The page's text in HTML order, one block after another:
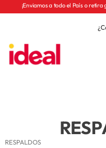
¡Enviamos a todo el País o
RESPALDOS